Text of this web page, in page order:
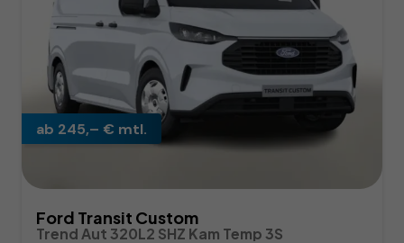
ab 245,– € mtl.
Ford Transit Custom
Trend Aut 320L2 SHZ Kam Temp 3S